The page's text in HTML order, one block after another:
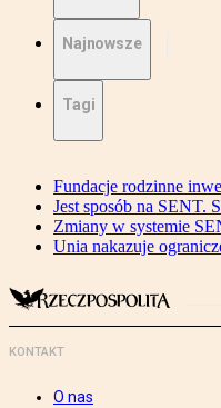
Najnowsze
Tagi
Fundacje rodzinne
Jest sposób na SENT.
Zmiany w systemie
Unia nakazuje
KONTAKT
O nas